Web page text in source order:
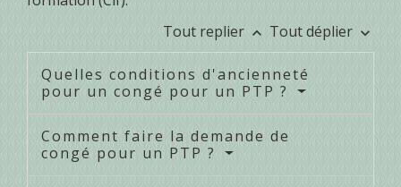
Tout replier keyboard_arrow_up Tout déplier keyboard_arrow_down
Quelles conditions d'ancienneté
pour un congé pour un PTP ?
Comment faire la demande de
congé pour un PTP ?